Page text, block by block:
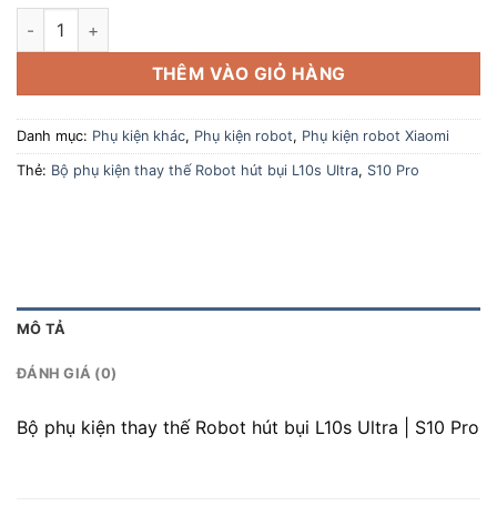
Bộ phụ kiện thay thế Robot hút bụi L10s Ultra | S10 Pro số
THÊM VÀO GIỎ HÀNG
Danh mục: Phụ kiện khác, Phụ kiện robot, Phụ kiện robot Xiaomi
Thẻ: Bộ phụ kiện thay thế Robot hút bụi L10s Ultra, S10 Pro
MÔ TẢ
ĐÁNH GIÁ (0)
Bộ phụ kiện thay thế Robot hút bụi L10s Ultra | S10 Pro